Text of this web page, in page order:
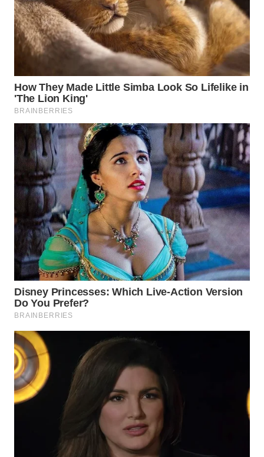
WN
DANAU
TOBA
NIAS
WN
LANGKAT
WN
TAPANULI
SELATAN
WN
TANJUNG
LESUNG
WN
KARO
WN
WN
LABUHANBATU